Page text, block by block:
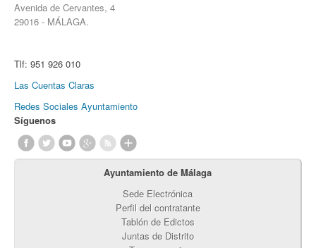
Avenida de Cervantes, 4
29016 - MÁLAGA.
Tlf: 951 926 010
Las Cuentas Claras
Redes Sociales Ayuntamiento
Síguenos
Ayuntamiento de Málaga
Sede Electrónica
Perfil del contratante
Tablón de Edictos
Juntas de Distrito